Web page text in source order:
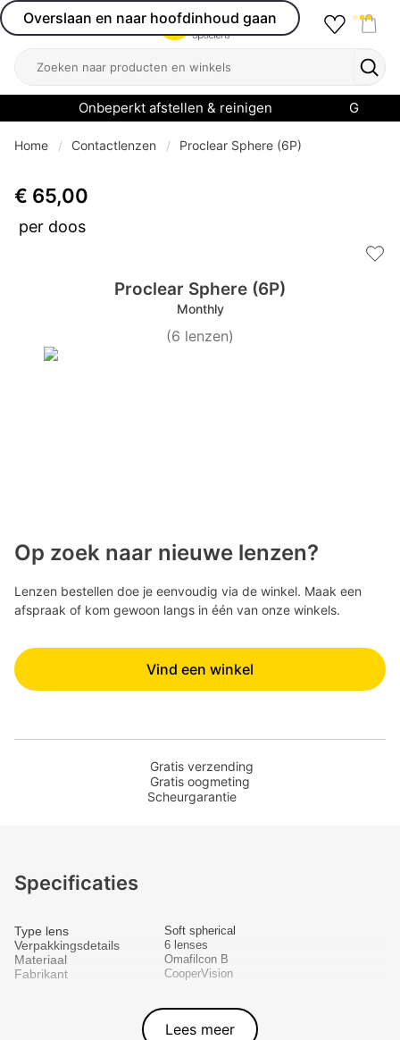
Overslaan en naar hoofdinhoud gaan
Open menu
Zoeken
Onbeperkt afstellen & reinigen
Home Contactlenzen Proclear Sphere (6P)
Proclear Sphere (6P)
Monthly
€ 65,00
per doos
(6 lenzen)
Op zoek naar nieuwe lenzen?
Lenzen bestellen doe je eenvoudig via de winkel. Maak een
afspraak of kom gewoon langs in één van onze winkels.
Vind een winkel
Gratis verzending
Gratis oogmeting
Scheurgarantie
Specificaties
Type lens Soft spherical
Verpakkingsdetails 6 lenses
Materiaal Omafilcon B
Fabrikant CooperVision
Lees meer